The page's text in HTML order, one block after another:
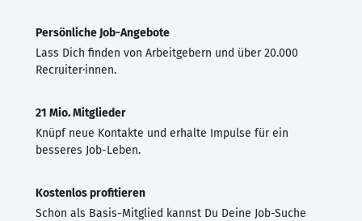
Persönliche Job-Angebote
Lass Dich finden von Arbeitgebern und über 20.000
Recruiter·innen.
21 Mio. Mitglieder
Knüpf neue Kontakte und erhalte Impulse für ein
besseres Job-Leben.
Kostenlos profitieren
Schon als Basis-Mitglied kannst Du Deine Job-Suche